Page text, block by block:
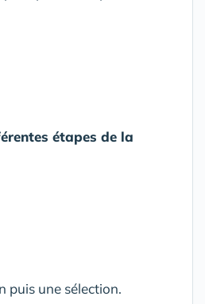
étapes de la
puis une sélection.